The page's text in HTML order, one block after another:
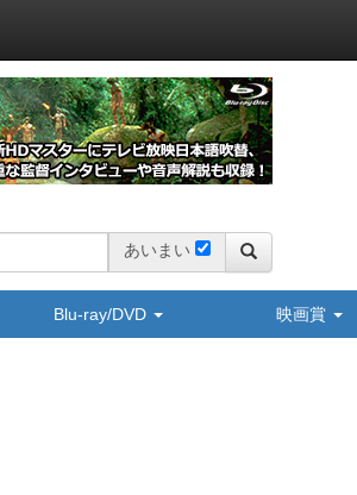
あいまい
Blu-ray/DVD 映画賞